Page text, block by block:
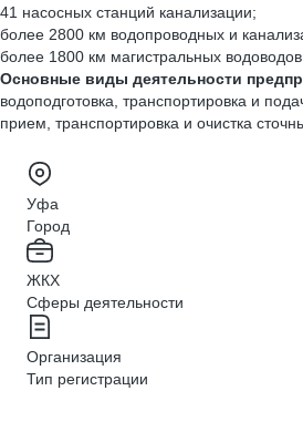
41 насосных станций канализации;
более 2800 км водопроводных и
более 1800 км магистральных
Основные виды деятельности
водоподготовка, транспортировка и
прием, транспортировка и очистка
Уфа
Город
ЖКХ
Сферы деятельности
Организация
Тип регистрации